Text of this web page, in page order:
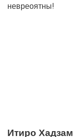
невреоятны!
Итиро